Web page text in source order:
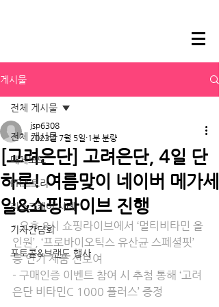
게시물
전체 게시물
매체보도
PR스토리
리스크케어 사례
기자간담회
포토콜&브랜드 행사
전체 게시물
[고려은단] 고려은단, 4일 단
하루! 여름맞이 네이버 메가세
일&쇼핑라이브 진행
jsp6308
2023년 7월 5일 1분 분량
- 오후 8시 쇼핑라이브에서 ‘멀티비타민 올
인원’, ‘프로바이오틱스 유산균 스페셜핏’
등 인기 제품 선보여
- 구매인증 이벤트 참여 시 추첨 통해 ‘고려
은단 비타민C 1000 플러스’ 증정